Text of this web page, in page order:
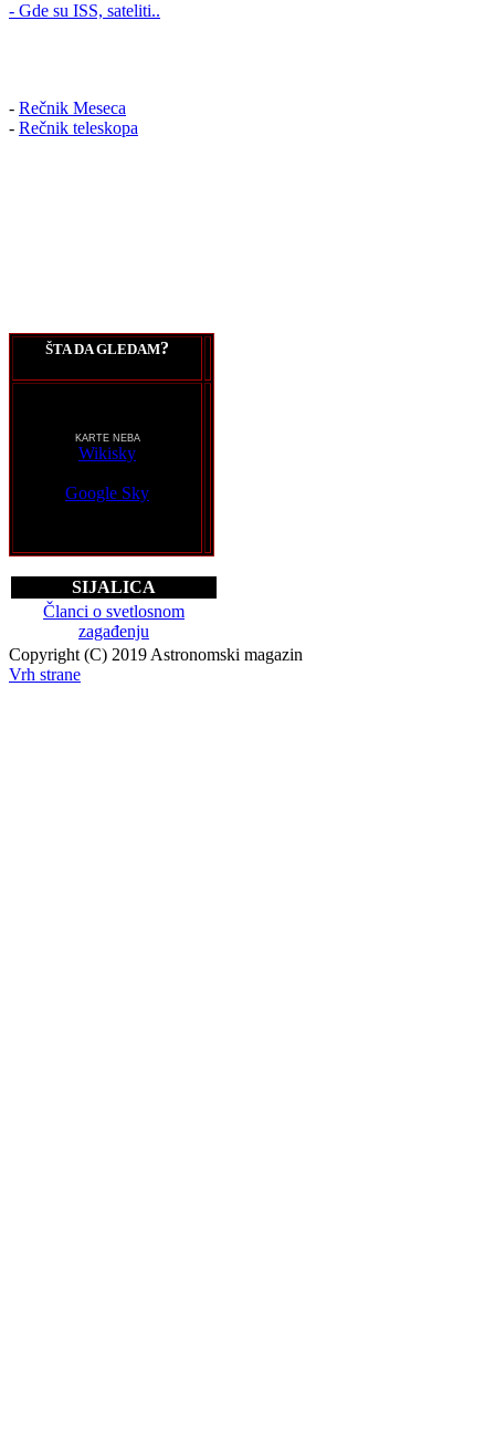
- Gde su ISS, sateliti..
- Rečnik Meseca
- Rečnik teleskopa
ŠTA DA GLEDAM?
KARTE NEBA
Wikisky
Google Sky
SIJALICA
Članci o svetlosnom
zagađenju
Copyright (C) 2019 Astronomski magazin
Vrh strane